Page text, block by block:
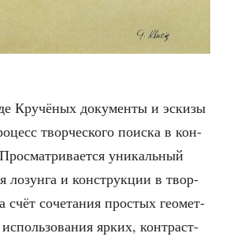
Кру­чё­ных доку­мен­ты и эски­зы
твор­че­ско­го поис­ка в кон­
уни­каль­ный
лозун­га и кон­струк­ции в твор­
счёт соче­та­ния про­стых гео­мет­
ярких, кон­траст­